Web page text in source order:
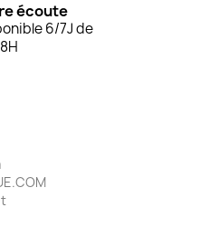
écoute
6/7J de